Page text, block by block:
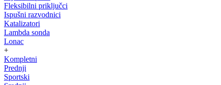
Fleksibilni priključci
Ispušni razvodnici
Katalizatori
Lambda sonda
Lonac
+
Kompletni
Prednji
Sportski